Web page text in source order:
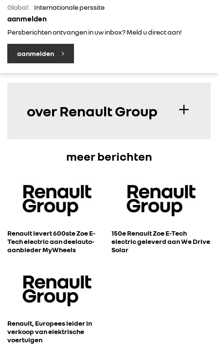
RENAULT GROUP
RENAULT
DACIA
ALLIANCE
CONTACT
Global:
Internationale perssite
aanmelden
Persberichten ontvangen in uw inbox? Meld u direct aan!
aanmelden
over Renault Group
meer berichten
Renault levert 600ste Zoe E-
Tech electric aan deelauto-
aanbieder MyWheels
150e Renault Zoe E-Tech
electric geleverd aan We Drive
Solar
Renault, Europees leider in
verkoop van elektrische
voertuigen